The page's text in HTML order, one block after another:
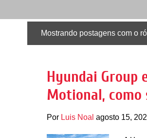
Mostrando postagens com o
Hyundai Group
Motional, como
Por Luis Noal agosto 15,